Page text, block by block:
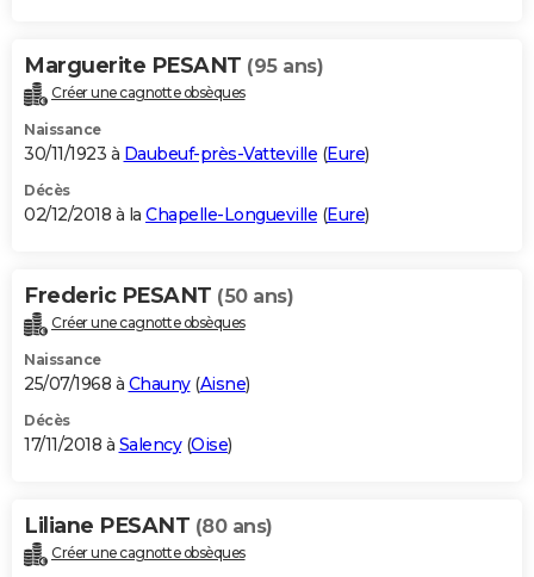
Marguerite PESANT (95 ans)
Créer une cagnotte obsèques
Naissance
30/11/1923 à Daubeuf-près-Vatteville (Eure)
Décès
02/12/2018 à la Chapelle-Longueville (Eure)
Frederic PESANT (50 ans)
Créer une cagnotte obsèques
Naissance
25/07/1968 à Chauny(Aisne)
Décès
17/11/2018 à Salency(Oise)
Liliane PESANT (80 ans)
Créer une cagnotte obsèques